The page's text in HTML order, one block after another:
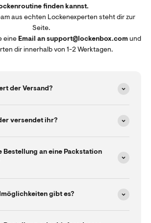
finden kannst.
aus echten Lockenexperten steht dir zur
Seite.
eine Email an support@lockenbox.comund
dir innerhalb von 1-2 Werktagen.
der Versand?
versendet ihr?
Bestellung an eine Packstation
gibt es?